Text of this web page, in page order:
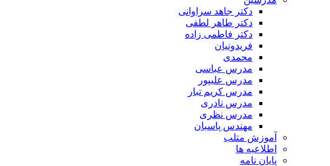
دکتر جاهد سراوانی
دکتر طاهر لطفی
دکتر فاطمی زاده
فریدونیان
محمدی
مدرس عباسی
مدرس علیپور
مدرس کریم تبار
مدرس نادری
مدرس نظری
مهندس پاسبان
آموزش متلب
اطلاعیه ها
پایان نامه